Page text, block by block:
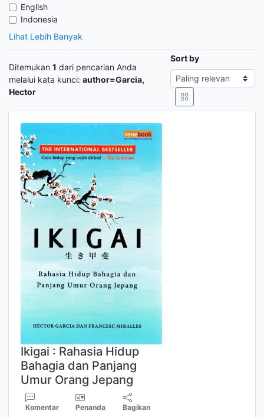
English
Indonesia
Lihat Lebih Banyak
Ditemukan 1 dari pencarian Anda
melalui kata kunci: author=Garcia,
Hector
Sort by
Ikigai : Rahasia Hidup
Bahagia dan Panjang
Umur Orang Jepang
Komentar Penanda Bagikan